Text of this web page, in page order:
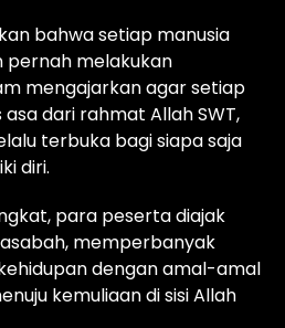
bahwa setiap manusia
pernah melakukan
mengajarkan agar setiap
dari rahmat Allah SWT,
terbuka bagi siapa saja
diri.
para peserta diajak
memperbanyak
dengan amal-amal
kemuliaan di sisi Allah